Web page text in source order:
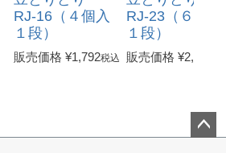
RJ-16（４個入
１段）
販売価格 ¥1,792税込
RJ-23（６個入
１段）
販売価格 ¥2,559